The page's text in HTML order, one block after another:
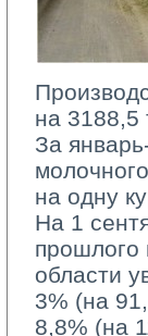
на 3188,5
За
на одну
На 1
прошлого
области
3% (на
8,8% (на